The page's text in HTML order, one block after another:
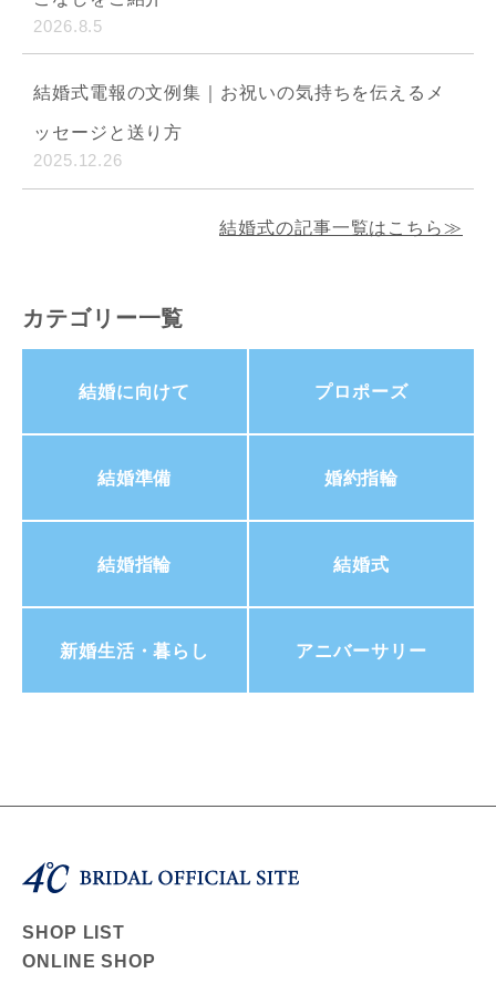
2026.8.5
結婚式電報の文例集｜お祝いの気持ちを伝えるメ
ッセージと送り方
2025.12.26
結婚式の記事一覧はこちら≫
カテゴリー一覧
結婚に向けて プロポーズ
結婚準備 婚約指輪
結婚指輪 結婚式
新婚生活・暮らし アニバーサリー
SHOP LIST
ONLINE SHOP